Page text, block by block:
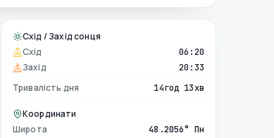
Схід / Захід сонця
Схід
06:20
Захід 20:33
Тривалість дня 14год 13хв
Координати
Широта
48.2056° Пн